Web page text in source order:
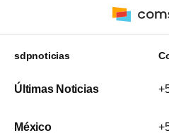
sdpnoticias
Últimas Noticias
México